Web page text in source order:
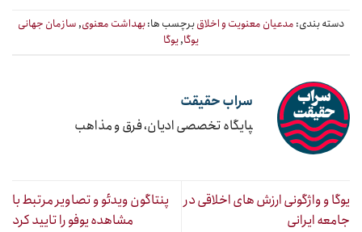
دسته بندی: مدعیان معنویت و اخلاقبرچسب ها:بهداشت معنوی,سازمان جهانی
یوگا,یوگا
سراب حقیقت
‍پایگاه تخصصی ادیان، فرق و مذاهب
یوگا و واژگونی ارزش های اخلاقی در
جامعه ایرانی
پنتاگون ویدئو و تصاویر مرتبط با
مشاهده یوفو را تایید کرد